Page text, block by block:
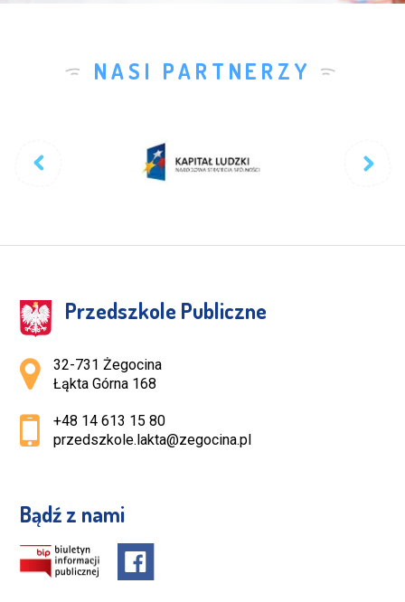
NASI PARTNERZY
Przedszkole Publiczne
Adres pocztowy:
32-731 Żegocina
Łąkta Górna 168
+48 14 613 15 80
przedszkole.lakta@zegocina.pl
Bądź z nami